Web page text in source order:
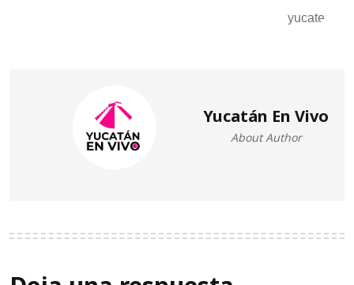
Yucatán En Vivo
About Author